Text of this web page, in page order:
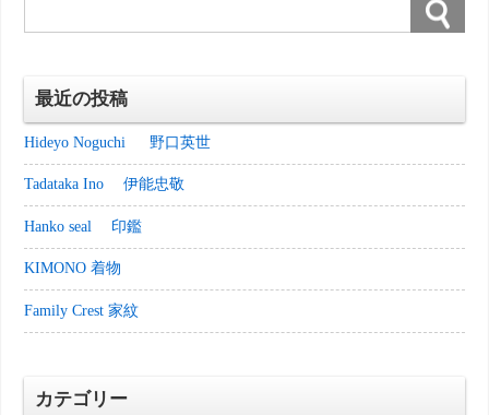
最近の投稿
Hideyo Noguchi 野口英世
Tadataka Ino 伊能忠敬
Hanko seal 印鑑
KIMONO 着物
Family Crest 家紋
カテゴリー